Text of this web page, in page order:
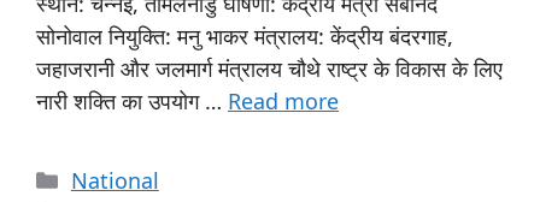
सोनोवाल नियुक्ति: मनु भाकर मंत्रालय: केंद्रीय बंदरगाह,
जहाजरानी और जलमार्ग मंत्रालय चौथे राष्ट्र के विकास के लिए
नारी शक्ति का उपयोग … Read more
National